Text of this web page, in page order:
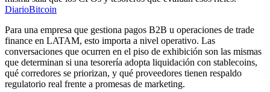
DiarioBitcoin
Para una empresa que gestiona pagos B2B u operaciones de trade
finance en LATAM, esto importa a nivel operativo. Las
conversaciones que ocurren en el piso de exhibición son las mismas
que determinan si una tesorería adopta liquidación con stablecoins,
qué corredores se priorizan, y qué proveedores tienen respaldo
regulatorio real frente a promesas de marketing.